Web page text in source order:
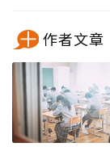
作者文章